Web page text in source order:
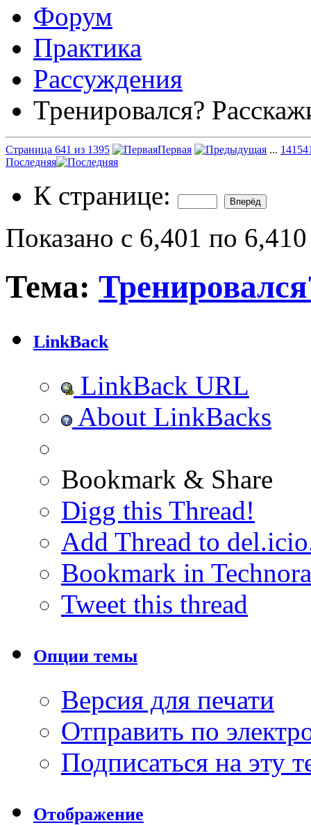
Форум
Практика
Рассуждения
Тренировался?
Страница 641 из 1395 Первая ... 141
Последняя
К странице:
Показано с 6,401 по
Тема:
LinkBack
LinkBack URL
About LinkBacks
Bookmark & Share
Digg this Thread!
Add Thread to
Bookmark in
Tweet this thread
Опции темы
Версия для печати
Отправить по
Подписаться на эту
Отображение